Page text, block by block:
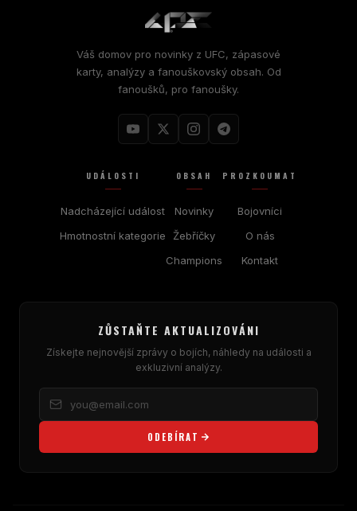
Váš domov pro novinky z UFC, zápasové
karty, analýzy a fanouškovský obsah. Od
fanoušků, pro fanoušky.
UDÁLOSTI
Nadcházející událost
Hmotnostní kategorie
OBSAH
Novinky
Žebříčky
Champions
PROZKOUMAT
Bojovníci
O nás
Kontakt
ZŮSTAŇTE AKTUALIZOVÁNI
Získejte nejnovější zprávy o bojích, náhledy na události a
exkluzivní analýzy.
ODEBÍRAT